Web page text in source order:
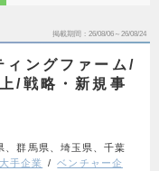
掲載期間 26/08/06～26/08/24
ングファーム/
/戦略・新規事
、群馬県、埼玉県、千葉
大手企業
ベンチャー企